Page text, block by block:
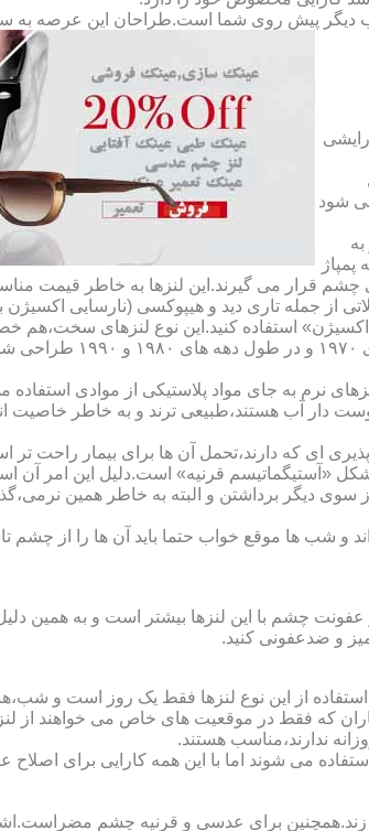
دیگر پیش روی شما است.طراحان این عرصه به
شود
چشم قرار می گیرند.این لنزها به خاطر قیمت
از جمله تاری دید و هیپوکسی (نارسایی اکسیژن
استفاده کنید.این نوع لنزهای سخت،هم
راحت تر هستند.در حقیقت این
نرم به جای مواد پلاستیکی از موادی
دار آب هستند،طبیعی ترند و به خاطر خاصیت
ای که دارند،تحمل آن ها برای بیمار راحت تر
مشکل «آستیگماتیسم قرنیه» است.دلیل این امر
سوی دیگر برداشتن و البته به خاطر همین
ها موقع خواب حتما باید آن ها را از چشم تان
چشم با این لنزها بیشتر است و به همین دلیل
و ضدعفونی کنید.
از این نوع لنزها فقط یک روز است و
که فقط در موقعیت های خاص می خواهند از لنز
ندارند،مناسب هستند.
می شوند اما با این همه کارایی برای